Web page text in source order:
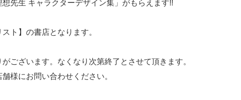
先生 キャラクターデザイン集」がもらえます!!
ト】の書店となります。
がございます。なくなり次第終了とさせて頂きます。
様にお問い合わせください。